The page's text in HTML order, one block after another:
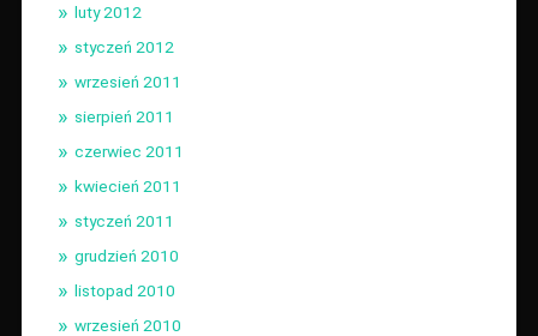
luty 2012
styczeń 2012
wrzesień 2011
sierpień 2011
czerwiec 2011
kwiecień 2011
styczeń 2011
grudzień 2010
listopad 2010
wrzesień 2010